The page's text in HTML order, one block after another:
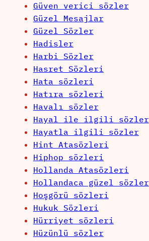
Güven verici sözler
Güzel Mesajlar
Güzel Sözler
Hadisler
Harbi Sözler
Hasret Sözleri
Hata sözleri
Hatıra sözleri
Havalı sözler
Hayal ile ilgili sözler
Hayatla ilgili sözler
Hint Atasözleri
Hiphop sözleri
Hollanda Atasözleri
Hollandaca güzel sözler
Hoşgörü sözleri
Hukuk Sözleri
Hürriyet sözleri
Hüzünlü sözler